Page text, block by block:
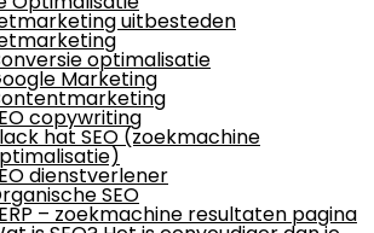
uitbesteden
optimalisatie
Marketing
copywriting
hat SEO (zoekmachine
dienstverlener
SEO
– zoekmachine resultaten pagina